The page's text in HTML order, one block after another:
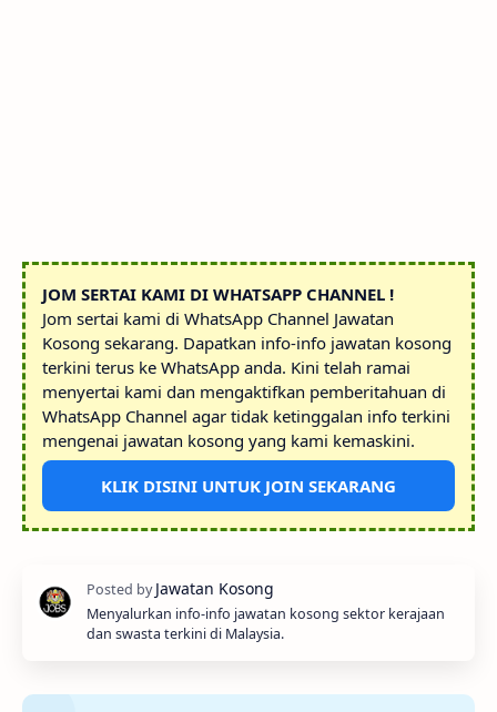
JOM SERTAI KAMI DI WHATSAPP CHANNEL !
Jom sertai kami di WhatsApp Channel Jawatan
Kosong sekarang. Dapatkan info-info jawatan kosong
terkini terus ke WhatsApp anda. Kini telah ramai
menyertai kami dan mengaktifkan pemberitahuan di
WhatsApp Channel agar tidak ketinggalan info terkini
mengenai jawatan kosong yang kami kemaskini.
KLIK DISINI UNTUK JOIN SEKARANG
Menyalurkan info-info jawatan kosong sektor kerajaan
dan swasta terkini di Malaysia.